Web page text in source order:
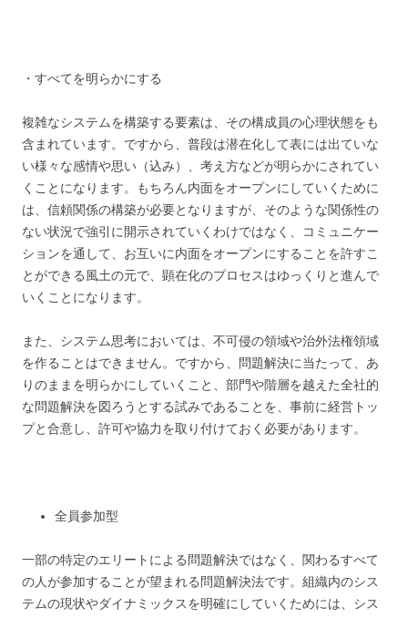
・すべてを明らかにする
複雑なシステムを構築する要素は、その構成員の心理状態をも
含まれています。ですから、普段は潜在化して表には出ていな
い様々な感情や思い（込み）、考え方などが明らかにされてい
くことになります。もちろん内面をオープンにしていくために
は、信頼関係の構築が必要となりますが、そのような関係性の
ない状況で強引に開示されていくわけではなく、コミュニケー
ションを通して、お互いに内面をオープンにすることを許すこ
とができる風土の元で、顕在化のプロセスはゆっくりと進んで
いくことになります。
また、システム思考においては、不可侵の領域や治外法権領域
を作ることはできません。ですから、問題解決に当たって、あ
りのままを明らかにしていくこと、部門や階層を越えた全社的
な問題解決を図ろうとする試みであることを、事前に経営トッ
プと合意し、許可や協力を取り付けておく必要があります。
全員参加型
一部の特定のエリートによる問題解決ではなく、関わるすべて
の人が参加することが望まれる問題解決法です。組織内のシス
テムの現状やダイナミックスを明確にしていくためには、シス